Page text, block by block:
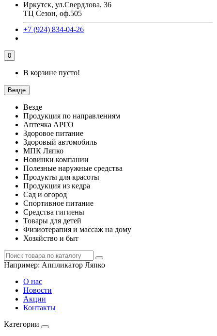
Иркутск, ул.Свердлова, 36
ТЦ Сезон, оф.505
+7 (924) 834-04-26
0
В корзине пусто!
Везде
Везде
Продукция по направлениям
Аптечка АРГО
Здоровое питание
Здоровый автомобиль
МПК Ляпко
Новинки компании
Полезные наружные средства
Продукты для красоты
Продукция из кедра
Сад и огород
Спортивное питание
Средства гигиены
Товары для детей
Физиотерапия и массаж на дому
Хозяйство и быт
Например: Аппликатор Ляпко
О нас
Новости
Акции
Контакты
Категории